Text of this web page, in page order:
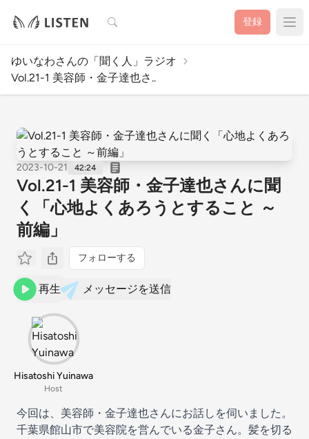
検索 登録
ゆいなわさんの「聞く人」ラジオ
Vol.21-1 美容師・金子達也さ..
2023-10-21 42:24
Vol.21-1 美容師・金子達也さんに聞
く「心地よくあろうとすること ～
前編」
フォローする
再生 メッセージを送信
Hisatoshi Yuinawa
Host
今回は、美容師・金子達也さんにお話しを伺いました。
千葉県館山市で美容院を営んでいる金子さん。髪を切る